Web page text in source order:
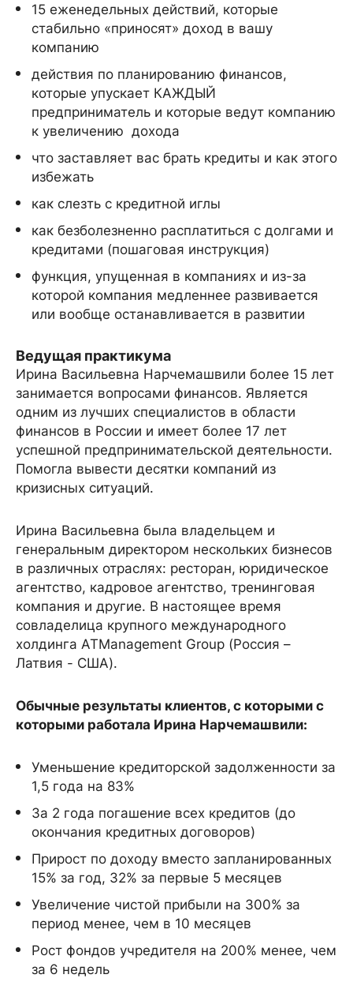
15 еженедельных действий, которые
стабильно «приносят» доход в вашу
компанию
действия по планированию финансов,
которые упускает КАЖДЫЙ
предприниматель и которые ведут компанию
к увеличению дохода
что заставляет вас брать кредиты и как этого
избежать
как слезть с кредитной иглы
как безболезненно расплатиться с долгами и
кредитами (пошаговая инструкция)
функция, упущенная в компаниях и из-за
которой компания медленнее развивается
или вообще останавливается в развитии
Ведущая практикума
Ирина Васильевна Нарчемашвили более 15 лет
занимается вопросами финансов. Является
одним из лучших специалистов в области
финансов в России и имеет более 17 лет
успешной предпринимательской деятельности.
Помогла вывести десятки компаний из
кризисных ситуаций.
Ирина Васильевна была владельцем и
генеральным директором нескольких бизнесов
в различных отраслях: ресторан, юридическое
агентство, кадровое агентство, тренинговая
компания и другие. В настоящее время
совладелица крупного международного
холдинга ATManagement Group (Россия –
Латвия - США).
Обычные результаты клиентов, с которыми с
которыми работала Ирина Нарчемашвили:
Уменьшение кредиторской задолженности за
1,5 года на 83%
За 2 года погашение всех кредитов (до
окончания кредитных договоров)
Прирост по доходу вместо запланированных
15% за год, 32% за первые 5 месяцев
Увеличение чистой прибыли на 300% за
период менее, чем в 10 месяцев
Рост фондов учредителя на 200% менее, чем
за 6 недель